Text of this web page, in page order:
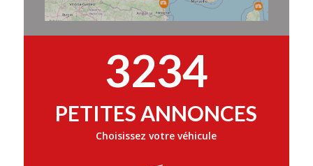
3234
PETITES ANNONCES
Choisissez votre véhicule